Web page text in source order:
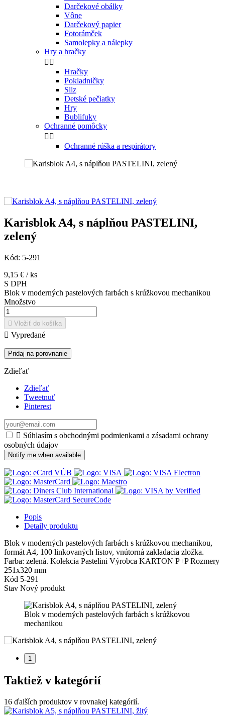
Darčekové obálky
Vône
Darčekový papier
Fotorámček
Samolepky a nálepky
Hry a hračky
 
Hračky
Pokladničky
Sliz
Detské pečiatky
Hry
Bublifuky
Ochranné pomôcky
 
Ochranné rúška a respirátory
Karisblok A4, s náplňou PASTELINI,
zelený
Kód: 5-291
9,15 € / ks
S DPH
Blok v moderných pastelových farbách s krúžkovou mechanikou
Množstvo
 Vložiť do košíka
 Vypredané
Pridaj na porovnanie
Zdieľať
Zdieľať
Tweetnuť
Pinterest
 Súhlasím s obchodnými podmienkami a zásadami ochrany
osobných údajov
Notify me when available
Popis
Detaily produktu
Blok v moderných pastelových farbách s krúžkovou mechanikou,
formát A4, 100 linkovaných listov, vnútorná zakladacia zložka.
Farba: zelená. Kolekcia Pastelini Výrobca KARTON P+P Rozmery
251x320 mm
Kód 5-291
Stav Nový produkt
Blok v moderných pastelových farbách s krúžkovou
mechanikou
1
Taktiež v kategórií
16 ďalších produktov v rovnakej kategórií.